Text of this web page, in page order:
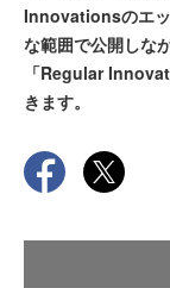
Innovationsのエッ
な範囲で公開しな
「Regular
きます。